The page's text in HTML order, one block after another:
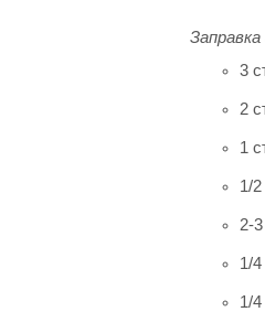
Заправка
3
2
1
1/
2-
1/
1/